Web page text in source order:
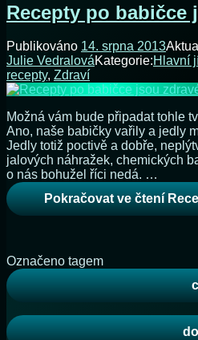
Recepty po babičce
Publikováno 14. srpna 2013
Julie VedralováKategorie:Hlavní
recepty, Zdraví
Možná vám bude připadat tohle
Ano, naše babičky vařily a jedly
Jedly totiž poctivě a dobře,
jalových náhražek, chemických
o nás bohužel říci nedá. …
Pokračovat ve čtení
Označeno tagem